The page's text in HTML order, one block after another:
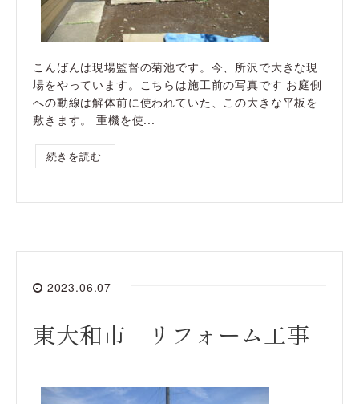
こんばんは現場監督の菊池です。今、所沢で大きな現
場をやっています。こちらは施工前の写真です お庭側
への動線は解体前に使われていた、この大きな平板を
敷きます。 重機を使...
続きを読む
2023.06.07
東大和市 リフォーム工事